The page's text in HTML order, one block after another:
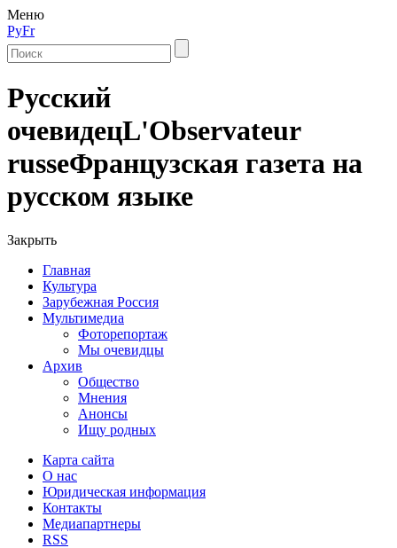
Меню
РуFr
Русский
очевидецL'Observateur
russeФранцузская газета на
русском языке
Закрыть
Главная
Культура
Зарубежная Россия
Мультимедиа
Фоторепортаж
Мы очевидцы
Архив
Общество
Мнения
Анонсы
Ищу родных
Карта сайта
О нас
Юридическая информация
Контакты
Медиапартнеры
RSS